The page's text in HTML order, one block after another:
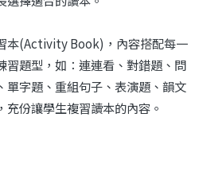
本(Activity Book)，內容搭配每一
習題型，如：連連看、對錯題、問
單字題、重組句子、表演題、韻文
份讓學生複習讀本的內容。